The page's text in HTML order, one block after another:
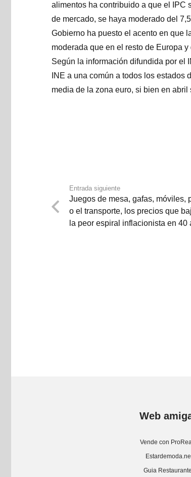
alimentos ha contribuido a que el IPC
de mercado, se haya moderado del
Gobierno ha puesto el acento en que
moderada que en el resto de Europa
Según la información difundida por el
INE a una común a todos los estados
media de la zona euro, si bien en
Entrada siguiente
Juegos de mesa, gafas, móviles,
o el transporte, los precios que
la peor espiral inflacionista en 40
Web
Vende con
Guia